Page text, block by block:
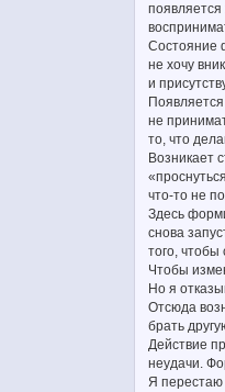
Состояние
не хочу
и
не
то, что
Возникает
что-то не
Здесь
снова
того, чтобы
Чтобы
Но я
Отсюда
брать
Действие
неудачи.
Я перестаю